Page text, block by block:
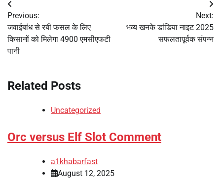
Previous:
जवाईबांध से रबी फसल के लिए
किसानों को मिलेगा 4900 एमसीएफटी
पानी
Next:
भव्य खनके डांडिया नाइट 2025
सफलतापूर्वक संपन्न
Related Posts
Uncategorized
Orc versus Elf Slot Comment
a1khabarfast
August 12, 2025